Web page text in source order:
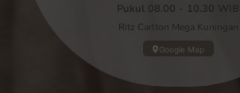
Pukul 08.00 - 10.30 WIB
Ritz Carlton Mega Kuningan
Google Map